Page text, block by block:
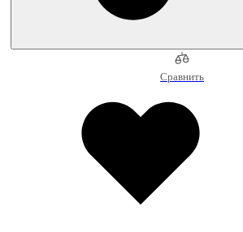
Сравнить